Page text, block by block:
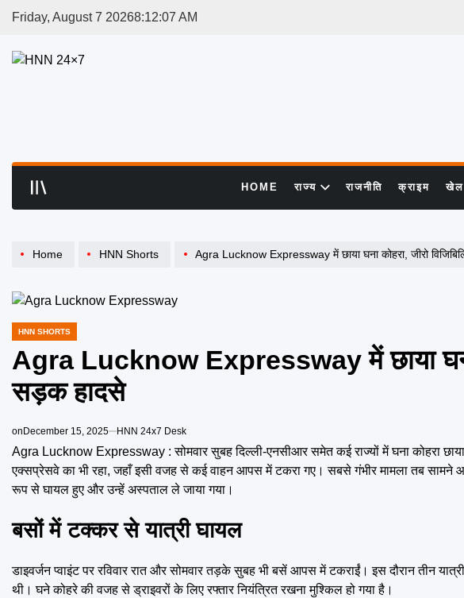
Friday, August 7 20268:12:07 AM
HOME राज्य राजनीति क्राइम खेल
Home HNN Shorts Agra Lucknow Expressway में छाया घना कोहरा, जीरो
POSTED
HNN SHORTS
Agra Lucknow Expressway में छाया घना
सड़क हादसे
onDecember 15, 2025 HNN 24x7 Desk
Agra Lucknow Expressway : सोमवार सुबह दिल्ली-एनसीआर समेत कई राज्यों में घना कोहरा
एक्सप्रेसवे का भी रहा, जहाँ इसी वजह से कई वाहन आपस में टकरा गए। सबसे गंभीर मामला तब
रूप से घायल हुए और उन्हें अस्पताल ले जाया गया।
बसों में टक्कर से यात्री घायल
डाइवर्जन प्वाइंट पर रविवार रात और सोमवार तड़के सुबह भी बसें आपस में टकराईं। इस दौरान तीन
थी। घने कोहरे की वजह से ड्राइवरों के लिए रफ्तार नियंत्रित रखना मुश्किल हो गया है।